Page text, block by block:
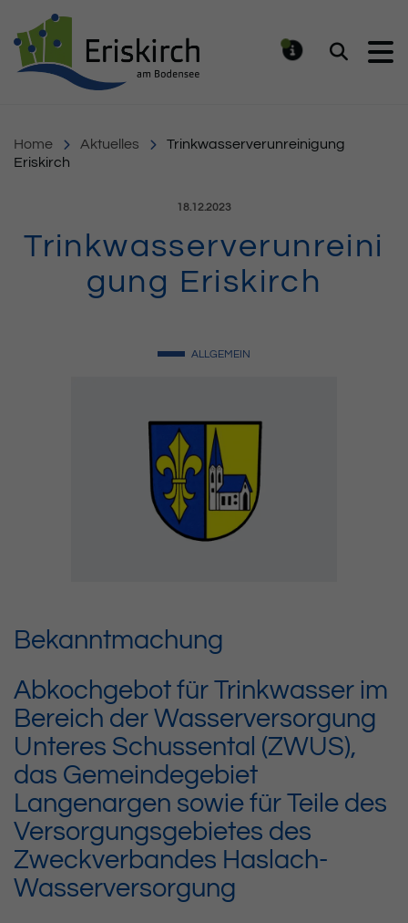
Suchen
Home Aktuelles
Trinkwasserverunreinigung
Eriskirch
Veröffentlicht am:
18.12.2023
Trinkwasserverunreini
gung Eriskirch
ALLGEMEIN
Bekanntmachung
Abkochgebot für Trinkwasser im
Bereich der Wasserversorgung
Unteres Schussental (ZWUS),
das Gemeindegebiet
Langenargen sowie für Teile des
Versorgungsgebietes des
Zweckverbandes Haslach-
Wasserversorgung